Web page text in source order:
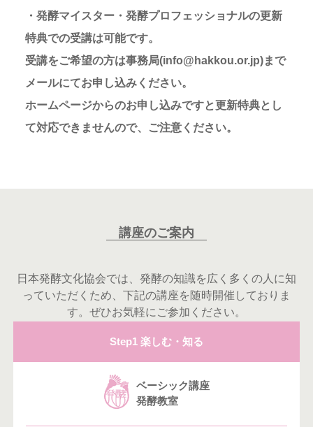
・発酵マイスター・発酵プロフェッショナルの更新
特典での受講は可能です。
受講をご希望の方は事務局(info@hakkou.or.jp)まで
メールにてお申し込みください。
ホームページからのお申し込みですと更新特典とし
て対応できませんので、ご注意ください。
講座のご案内
日本発酵文化協会では、発酵の知識を広く多くの人に知
っていただくため、下記の講座を随時開催しておりま
す。ぜひお気軽にご参加ください。
Step1 楽しむ・知る
ベーシック講座
発酵教室